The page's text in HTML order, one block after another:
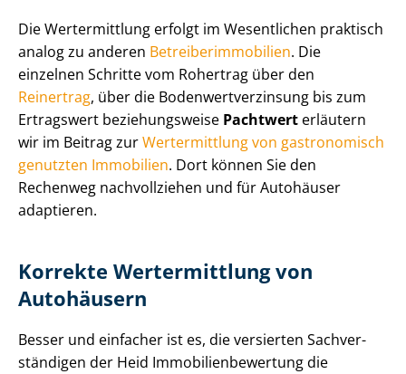
Die Wertermittlung erfolgt im Wesentlichen praktisch
analog zu anderen Be­trei­ber­im­mo­bi­li­en. Die
einzelnen Schritte vom Rohertrag über den
Reinertrag, über die Bo­den­wert­ver­zin­sung bis zum
Ertragswert beziehungsweise Pachtwert erläutern
wir im Beitrag zurWertermittlung von gastronomisch
genutzten Immobilien. Dort können Sie den
Rechenweg nachvollziehen und für Autohäuser
adaptieren.
Korrekte Wertermittlung von
Autohäusern
Besser und einfacher ist es, die versierten Sach­ver­
stän­di­gen der Heid Im­mo­bi­li­en­be­wer­tung die